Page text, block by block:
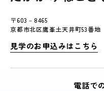
〒603－8465
京都市北区鷹峯土天井町53番地
見学のお申込みはこちら
電話で